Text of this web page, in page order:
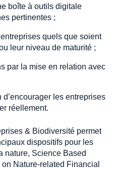
boîte à outils digitale
pertinentes ;
quels que soient
leur niveau de maturité ;
par la mise en relation avec
les entreprises
réellement.
& Biodiversité permet
dispositifs pour les
nature, Science Based
Nature-related Financial